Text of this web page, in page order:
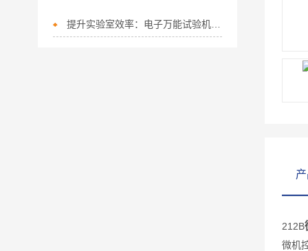
212B
微机
提升实验室效率：电子万能试验机的现代化应用探索